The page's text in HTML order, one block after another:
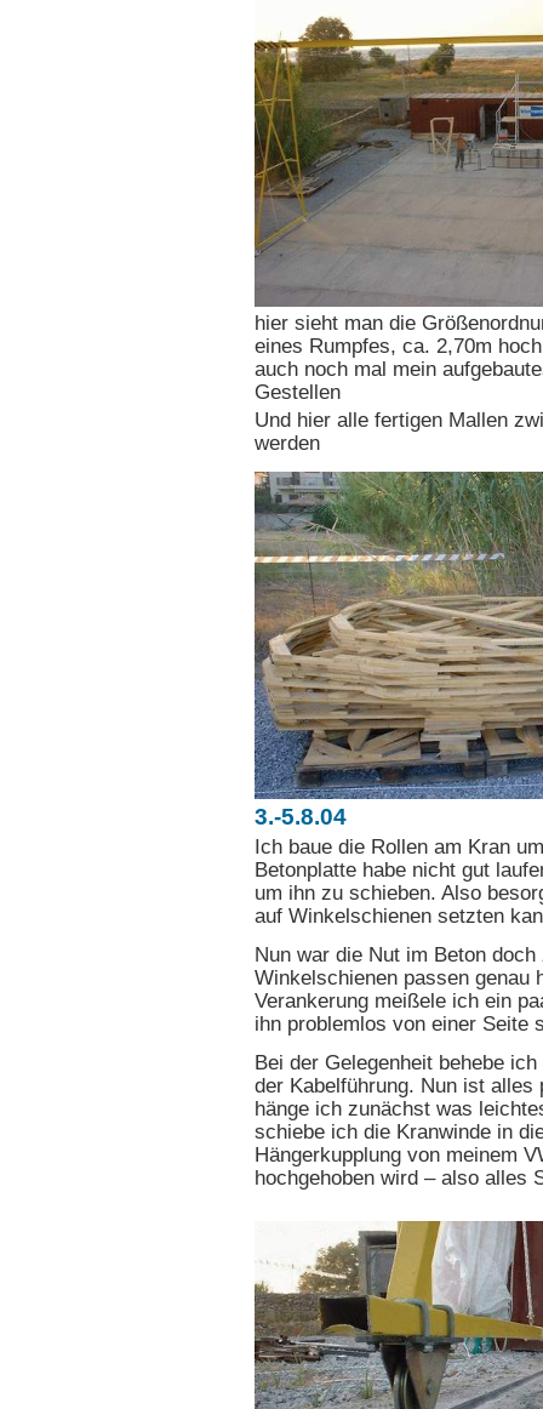
hier sieht man die
eines Rumpfes, ca. 2,70m
auch noch mal mein
Gestellen
Und hier alle fertigen Mallen
werden
3.-5.8.04
Ich baue die Rollen am Kran
Betonplatte habe nicht gut
um ihn zu schieben. Also
auf Winkelschienen setzten
Nun war die Nut im Beton
Winkelschienen passen genau
Verankerung meißele ich ein
ihn problemlos von einer Seite
Bei der Gelegenheit behebe
der Kabelführung. Nun ist
hänge ich zunächst was
schiebe ich die Kranwinde in
Hängerkupplung von meinem
hochgehoben wird – also alles